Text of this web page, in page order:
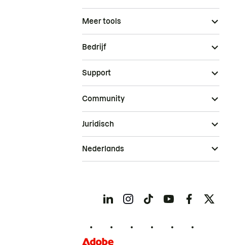
Meer tools
Bedrijf
Support
Community
Juridisch
Nederlands